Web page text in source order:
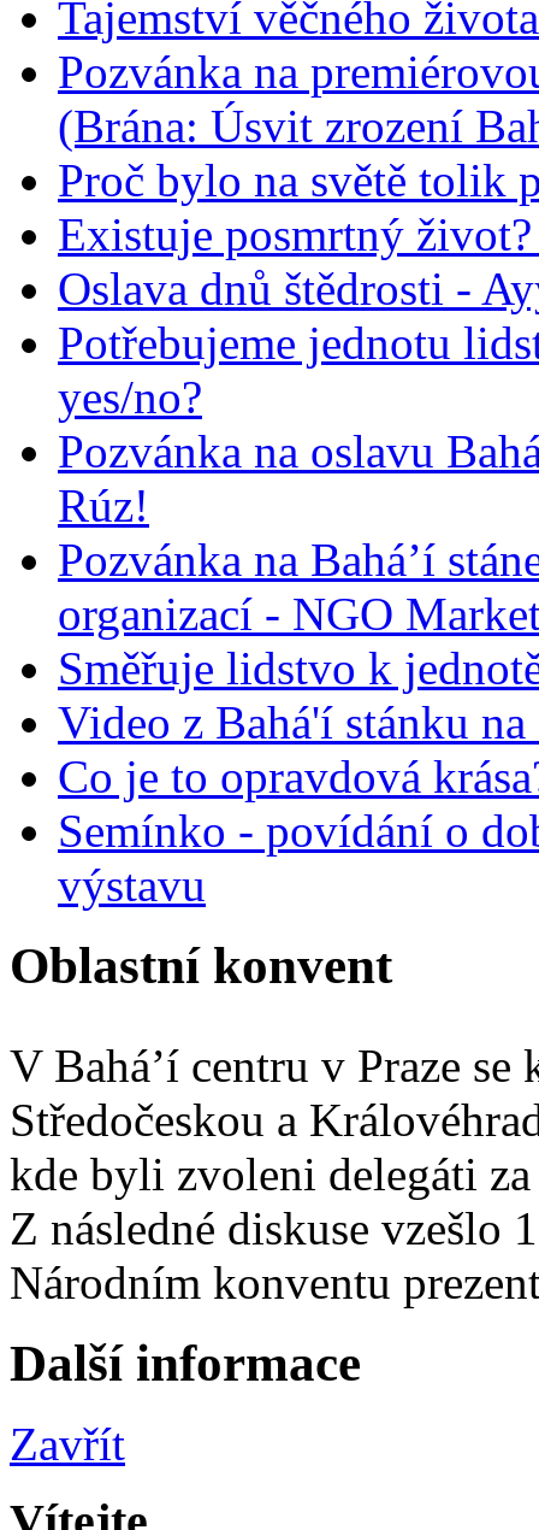
Tajemství věčného života
Pozvánka na
(Brána: Úsvit zrození
Proč bylo na světě tolik
Existuje posmrtný
Oslava dnů štědrosti -
Potřebujeme jednotu
yes/no?
Pozvánka na oslavu
Rúz!
Pozvánka na Bahá’í
organizací - NGO
Směřuje lidstvo k
Video z Bahá'í stánku
Co je to opravdová
Semínko - povídání o
výstavu
Oblastní konvent
V Bahá’í centru v Praze
Středočeskou a
kde byli zvoleni delegáti
Z následné diskuse vzešlo
Národním konventu
Další informace
Zavřít